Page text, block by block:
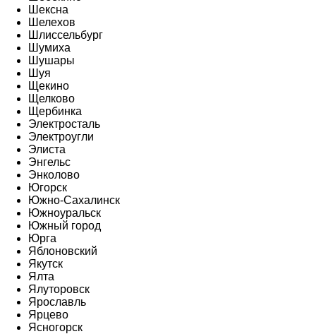
Шексна
Шелехов
Шлиссельбург
Шумиха
Шушары
Шуя
Щекино
Щелково
Щербинка
Электросталь
Электроугли
Элиста
Энгельс
Энколово
Югорск
Южно-Сахалинск
Южноуральск
Южный город
Юрга
Яблоновский
Якутск
Ялта
Ялуторовск
Ярославль
Ярцево
Ясногорск